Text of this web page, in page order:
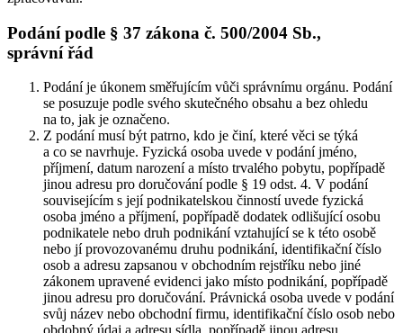
Podání podle § 37 zákona č. 500/2004 Sb.,
správní řád
Podání je úkonem směřujícím vůči správnímu orgánu. Podání
se posuzuje podle svého skutečného obsahu a bez ohledu
na to, jak je označeno.
Z podání musí být patrno, kdo je činí, které věci se týká
a co se navrhuje. Fyzická osoba uvede v podání jméno,
příjmení, datum narození a místo trvalého pobytu, popřípadě
jinou adresu pro doručování podle § 19 odst. 4. V podání
souvisejícím s její podnikatelskou činností uvede fyzická
osoba jméno a příjmení, popřípadě dodatek odlišující osobu
podnikatele nebo druh podnikání vztahující se k této osobě
nebo jí provozovanému druhu podnikání, identifikační číslo
osob a adresu zapsanou v obchodním rejstříku nebo jiné
zákonem upravené evidenci jako místo podnikání, popřípadě
jinou adresu pro doručování. Právnická osoba uvede v podání
svůj název nebo obchodní firmu, identifikační číslo osob nebo